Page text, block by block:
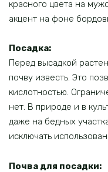
красного цвета на
акцент на фоне
Посадка:
Перед высадкой
почву известь. Это
кислотностью.
нет. В природе и в
даже на бедных
исключать
Почва для посадки: